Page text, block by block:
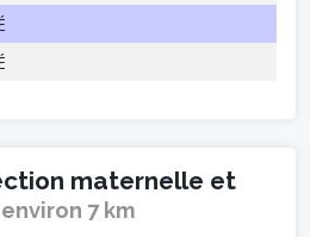
maternelle et
7 km